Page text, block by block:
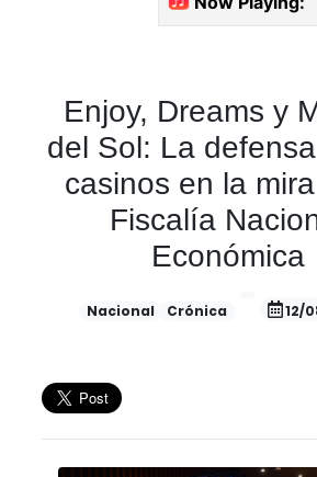
Enjoy, Dreams y
del Sol: La
casinos en la
Fiscalía
Económica
Nacional Crónica 12/